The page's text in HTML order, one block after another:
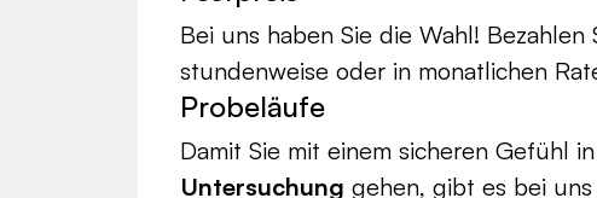
Bei uns haben Sie die Wahl!
stundenweise oder in monatlichen
Probeläufe
Damit Sie mit einem sicheren Gefühl
Untersuchung gehen, gibt es bei